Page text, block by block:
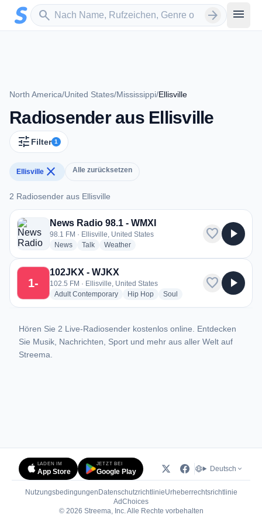
Zum Hauptinhalt springen
search
Sender suchen arrow_forward menu
North America/United States/Mississippi/Ellisville
Radiosender aus Ellisville
tune Filter 1
Ellisville close Alle zurücksetzen
2 Radiosender aus Ellisville
2 Radiosender aus Ellisville
News Radio 98.1 - WMXI
98.1 FM · Ellisville, United States
Newsradio stations
Talkradio stations
Weatherradio stations
favorite play_arrow
1-
102JKX - WJKX
102.5 FM · Ellisville, United States
Adult Contemporaryradio stations
Hip Hopradio stations
Soul
favorite play_arrow
Hören Sie 2 Live-Radiosender kostenlos online. Entdecken
Sie Musik, Nachrichten, Sport und mehr aus aller Welt auf
Streema.
LADEN IM
App Store
JETZT BEI
Google Play Deutsch
Nutzungsbedingungen DatenschutzrichtlinieUrheberrechtsrichtlinie
AdChoices(öffnet in neuem Tab)
© 2026 Streema, Inc. Alle Rechte vorbehalten